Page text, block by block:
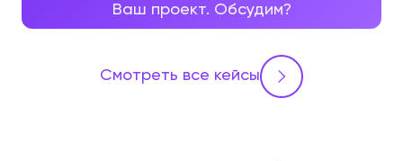
Ваш проект. Обсудим?
Смотреть все кейсы